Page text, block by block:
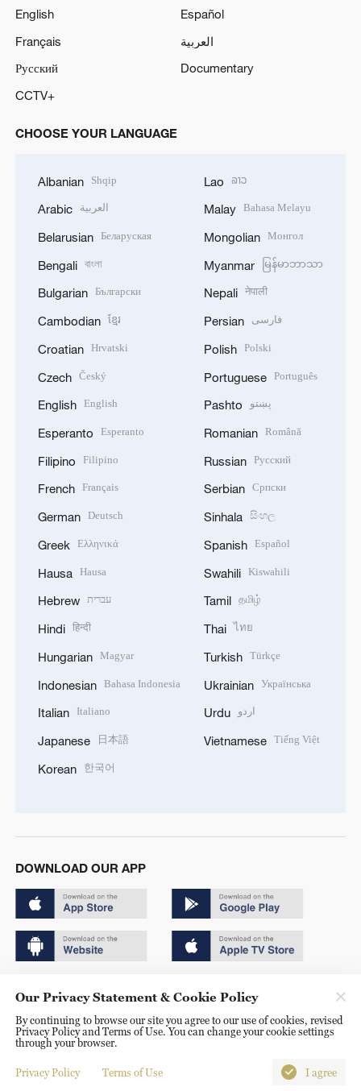
English
Español
Français
العربية
Русский
Documentary
CCTV+
CHOOSE YOUR LANGUAGE
Albanian Shqip
Arabic العربية
Belarusian Беларуская
Bengali বাংলা
Bulgarian Български
Cambodian ខ្មែរ
Croatian Hrvatski
Czech Český
English English
Esperanto Esperanto
Filipino Filipino
French Français
German Deutsch
Greek Ελληνικά
Hausa Hausa
Hebrew עברית
Hindi हिन्दी
Hungarian Magyar
Indonesian Bahasa Indonesia
Italian Italiano
Japanese 日本語
Korean 한국어
Lao ລາວ
Malay Bahasa Melayu
Mongolian Монгол
Myanmar မြန်မာဘာသာ
Nepali नेपाली
Persian فارسی
Polish Polski
Portuguese Português
Pashto پښتو
Romanian Română
Russian Русский
Serbian Српски
Sinhala සිංහල
Spanish Español
Swahili Kiswahili
Tamil தமிழ்
Thai ไทย
Turkish Türkçe
Ukrainian Українська
Urdu اردو
Vietnamese Tiếng Việt
DOWNLOAD OUR APP
京ICP备20000184号
京公网安备 11010502050052号
Disinformation report hotline: 010-85061466
Our Privacy Statement & Cookie Policy
By continuing to browse our site you agree to our use of cookies, revised
Privacy Policy and Terms of Use. You can change your cookie settings
through your browser.
Privacy Policy Terms of Use I agree